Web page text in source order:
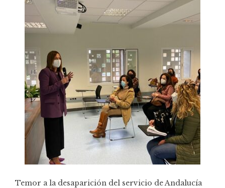
Temor a la desaparición del servicio de Andalucía